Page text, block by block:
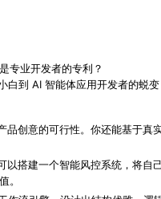
专业开发者的专利？
到 AI 智能体应用开发者的蜕变
创意的可行性。你还能基于真
搭建一个智能风控系统，将自
。